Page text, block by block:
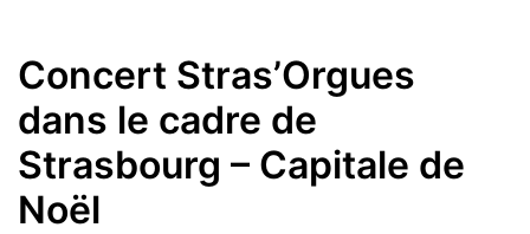
Concert Stras’Orgues
dans le cadre de
Strasbourg – Capitale de
Noël